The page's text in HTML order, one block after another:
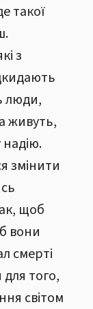
такої
з
люди,
живуть,
змінити
щоб
вони
смерті
того,
світом